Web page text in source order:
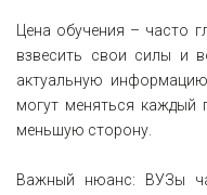
Цена обучения – часто
взвесить свои силы и
актуальную
могут меняться
меньшую сторону.
Важный нюанс: ВУЗы